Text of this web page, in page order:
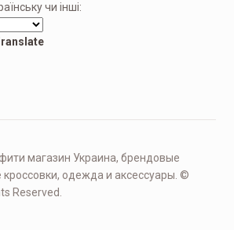
чи інші:
магазин Украина, брендовые
одежда и аксессуары. ©
Reserved.